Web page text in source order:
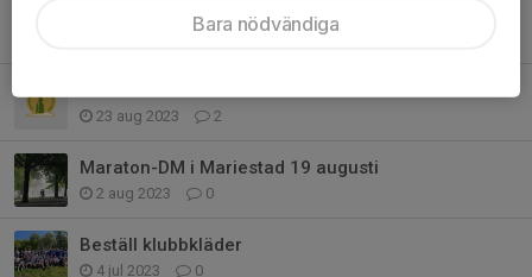
Löpskola för nybörjare
23 aug 2023 2
Maraton-DM i Mariestad 19 augusti
2 aug 2023 0
Beställ klubbkläder
4 jul 2023 0
Bara nödvändiga